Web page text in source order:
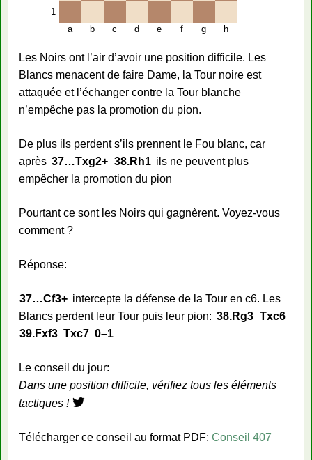
1
a
b c d e f g h
Les Noirs ont l’air d’avoir une position difficile. Les
Blancs menacent de faire Dame, la Tour noire est
attaquée et l’échanger contre la Tour blanche
n’empêche pas la promotion du pion.
De plus ils perdent s’ils prennent le Fou blanc, car
après 37…Txg2+ 38.Rh1 ils ne peuvent plus
empêcher la promotion du pion
Pourtant ce sont les Noirs qui gagnèrent. Voyez-vous
comment ?
Réponse:
37…Cf3+ intercepte la défense de la Tour en c6. Les
Blancs perdent leur Tour puis leur pion: 38.Rg3 Txc6
39.Fxf3 Txc7 0–1
Le conseil du jour:
Dans une position difficile, vérifiez tous les éléments
tactiques !
Télécharger ce conseil au format PDF: Conseil 407